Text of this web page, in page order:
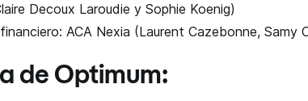
Decoux Laroudie y Sophie Koenig)
ACA Nexia (Laurent Cazebonne, Samy
de Optimum: